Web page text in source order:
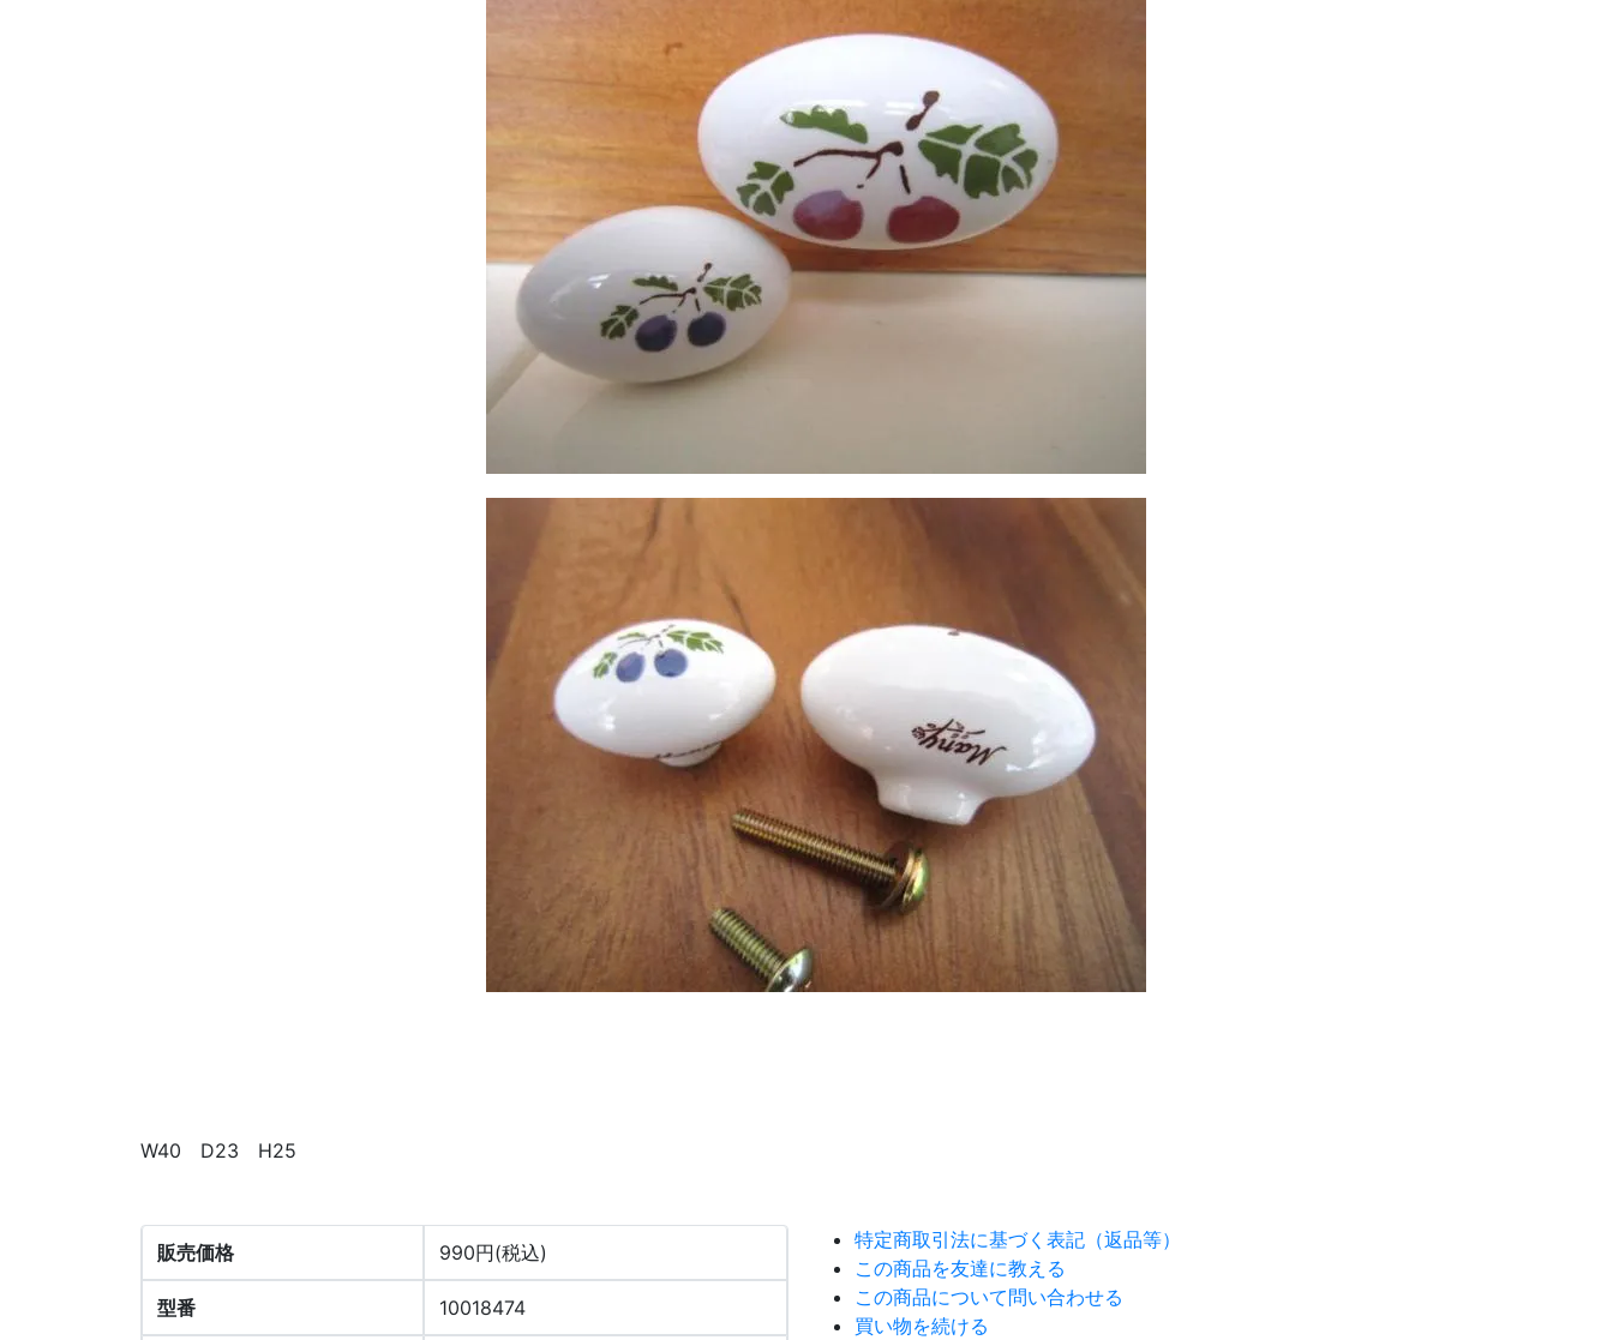
W40 D23 H25
販売価格 990円(税込)
型番 10018474
特定商取引法に基づく表記（返品等）
この商品を友達に教える
この商品について問い合わせる
買い物を続ける